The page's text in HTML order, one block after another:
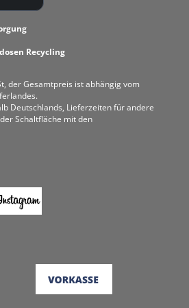
Recycling
der Gesamtpreis ist abhängig vom
Deutschlands, Lieferzeiten für andere
Schaltfläche mit den